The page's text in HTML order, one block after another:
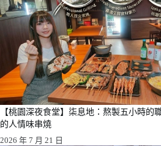
【桃園深夜食堂】柒息地：熬製五小時的
的人情味串燒
2026 年 7 月 21 日